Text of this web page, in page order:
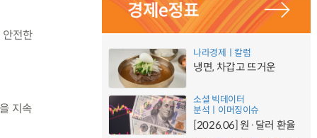
안전한
지속
나라경제ㅣ칼럼
냉면, 차갑고 뜨거운
소셜 빅데이터
분석ㅣ이머징이슈
[2026.06] 원·달러 환율